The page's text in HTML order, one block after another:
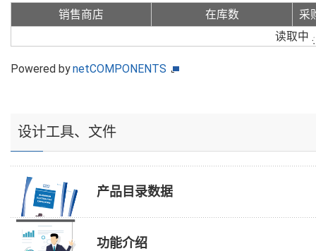
销售商店 在库数
采
读取中
Powered bynetCOMPONENTS
设计工具、文件
产品目录数据
功能介绍